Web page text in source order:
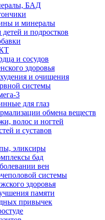
БАД
и минералы
и подростков
и сосудов
здоровья
и очищения
системы
3
для глаз
обмена веществ
волос и ногтей
и суставов
эликсиры
бад
вен
системы
здоровья
памяти
привычек